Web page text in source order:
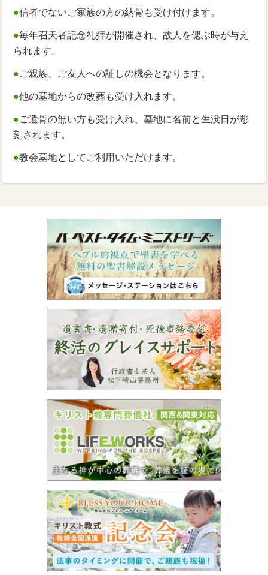
●信者でないご家族の方の納骨も受け付けます。
●毎年召天者記念礼拝が開催され、故人を偲ぶ時が与え
られます。
●ご親族、ご友人への証しの機会となります。
●他の墓地からの改葬も受け入れます。
●ご遺骨の無い方も受け入れ、墓地に名前と生没日が彫
刻されます。
●教会墓地としてご利用いただけます。